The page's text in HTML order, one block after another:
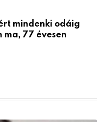
mindenki odáig
ma, 77 évesen